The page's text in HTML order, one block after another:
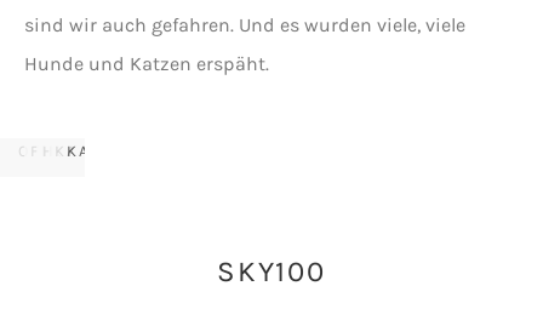
sind wir auch gefahren. Und es wurden viele, viele
Hunde und Katzen erspäht.
STELZENHÄUSER
O FISCH
UND
ATZE
ATZE
SKY100